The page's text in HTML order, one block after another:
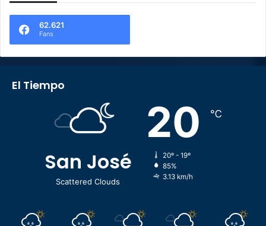
62.621
Fans
El Tiempo
San José
Scattered Clouds
20 ℃
20º - 19º
85%
3.13 km/h